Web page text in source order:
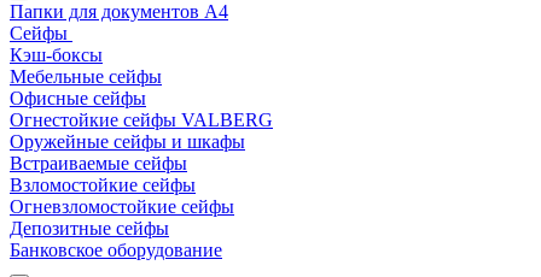
Папки для документов A4
Сейфы
Кэш-боксы
Мебельные сейфы
Офисные сейфы
Огнестойкие сейфы VALBERG
Оружейные сейфы и шкафы
Встраиваемые сейфы
Взломостойкие сейфы
Огневзломостойкие сейфы
Депозитные сейфы
Банковское оборудование